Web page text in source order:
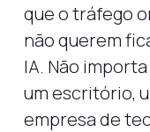
que o tráfego
não querem
IA. Não
um escritório,
empresa de